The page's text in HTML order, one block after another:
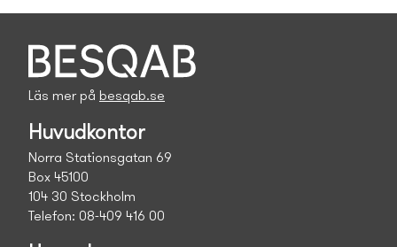
Läs mer på besqab.se
Huvudkontor
Norra Stationsgatan 69
Box 45100
104 30 Stockholm
Telefon: 08-409 416 00